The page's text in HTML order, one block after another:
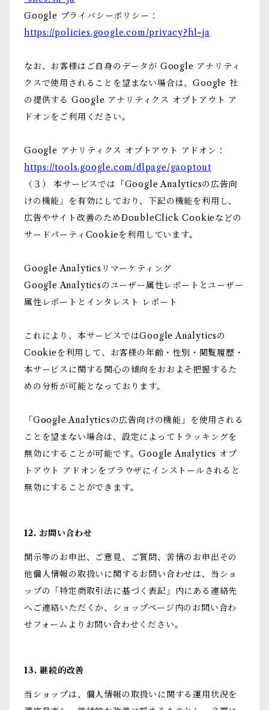
Google プライバシーポリシー：
https://policies.google.com/privacy?hl=ja
なお、お客様はご自身のデータが Google アナリティ
クスで使用されることを望まない場合は、Google 社
の提供する Google アナリティクス オプトアウト ア
ドオンをご利用ください。
Google アナリティクス オプトアウト アドオン：
https://tools.google.com/dlpage/gaoptout
（３） 本サービスでは「Google Analyticsの広告向
けの機能」を有効にしており、下記の機能を利用し、
広告やサイト改善のためDoubleClick Cookieなどの
サードパーティCookieを利用しています。
Google Analyticsリマーケティング
Google Analyticsのユーザー属性レポートとユーザー
属性レポートとインタレスト レポート
これにより、本サービスではGoogle Analyticsの
Cookieを利用して、お客様の年齢・性別・閲覧履歴・
本サービスに関する関心の傾向をおおよそ把握するた
めの分析が可能となっております。
「Google Analyticsの広告向けの機能」を使用される
ことを望まない場合は、設定によってトラッキングを
無効にすることが可能です。Google Analytics オプ
トアウト アドオンをブラウザにインストールされると
無効にすることができます。
12. お問い合わせ
開示等のお申出、ご意見、ご質問、苦情のお申出その
他個人情報の取扱いに関するお問い合わせは、当ショ
ップの「特定商取引法に基づく表記」内にある連絡先
へご連絡いただくか、ショップページ内のお問い合わ
せフォームよりお問い合わせください。
13. 継続的改善
当ショップは、個人情報の取扱いに関する運用状況を